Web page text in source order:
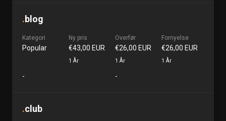
.blog
Kategori
Popular
Ny pris
€43,00 EUR
1 År
Overfør
€26,00 EUR
1 År
Fornyelse
€26,00 EUR
1 År
- -
.club